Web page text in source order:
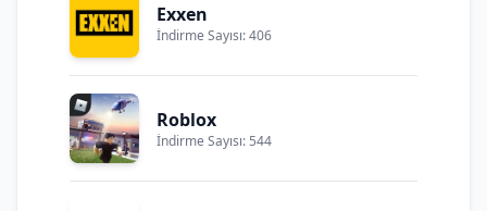
Exxen
İndirme Sayısı: 406
Roblox
İndirme Sayısı: 544